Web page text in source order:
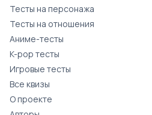
Тесты на персонажа
Тесты на отношения
Аниме-тесты
K-pop тесты
Игровые тесты
Все квизы
О проекте